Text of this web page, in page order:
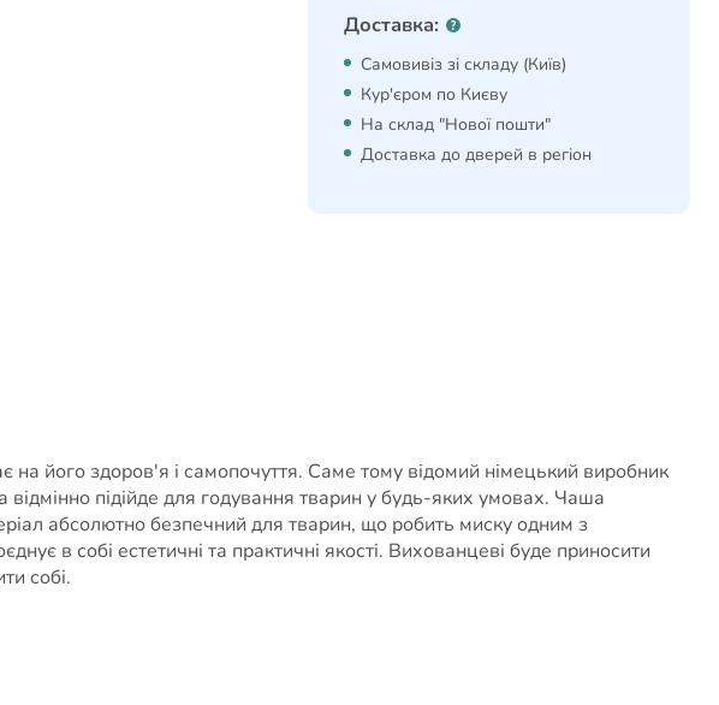
Доставка:
Самовивіз зі складу (Київ)
Кур'єром по Києву
На склад "Нової пошти"
Доставка до дверей в регіон
його здоров'я і самопочуття. Саме тому відомий німецький виробник
підійде для годування тварин у будь-яких умовах. Чаша
абсолютно безпечний для тварин, що робить миску одним з
в собі естетичні та практичні якості. Вихованцеві буде приносити
собі.